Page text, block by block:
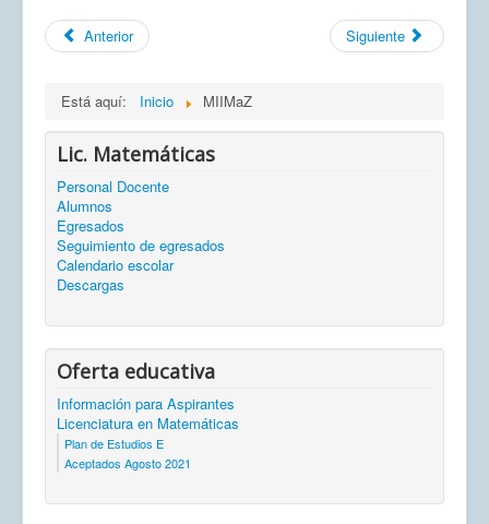
Anterior Siguiente
Está aquí: Inicio MIIMaZ
Lic. Matemáticas
Personal Docente
Alumnos
Egresados
Seguimiento de egresados
Calendario escolar
Descargas
Oferta educativa
Información para Aspirantes
Licenciatura en Matemáticas
Plan de Estudios E
Aceptados Agosto 2021